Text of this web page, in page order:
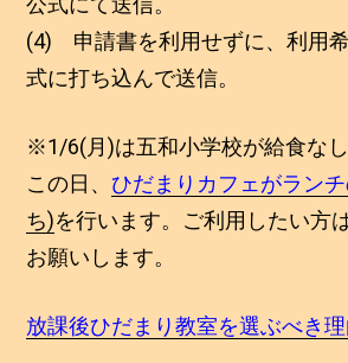
(4) 申請書を利用せずに、利用
式に打ち込んで送信。
※1/6(月)は五和小学校が給食なし
この日、ひだまりカフェがラン
ち)を行います。ご利用したい方
お願いします。
放課後ひだまり教室を選ぶべき